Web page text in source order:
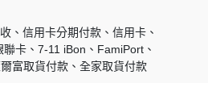
信用卡分期付款
信用卡
聯卡 7-11 iBon
FamiPort
富取貨付款 全家取貨付款